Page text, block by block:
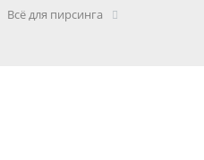
Всё для пирсинга